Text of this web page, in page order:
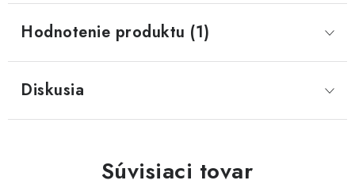
Hodnotenie produktu (1)
Diskusia
Súvisiaci tovar